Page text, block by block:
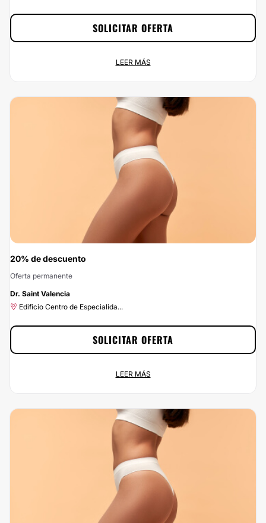
Carrera 18 No 12 - 75, Pereira...
Ahora tienes un 10% de descuento al realizarte cualquier tratamiento de
Centro Dermatológico Láser Piel y Belleza. Consigue esta gran oportunidad
solicitando la promoción, a tu alcance en un par de clics : ¡ahorrar nunca ha
SOLICITAR OFERTA
LEER MÁS
-20%
20% de descuento
Oferta permanente
Dr. Saint Valencia
Edificio Centro de Especialida...
Empieza a ahorrar ahora mismo disfrutando del 20% de descuento que te
ofrecemos por contratar a Dr. Saint Valencia a través de
Clinicasesteticas.com.co. Haz click en el botón Solicitar Promoción y
SOLICITAR OFERTA
LEER MÁS